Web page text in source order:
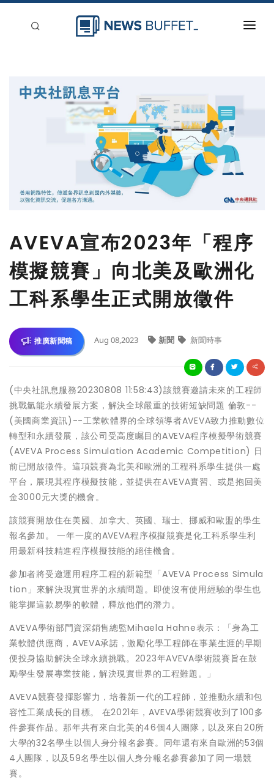
AVEVA宣布2023年「程序
模擬競賽」向北美及歐洲化
工科系學生正式開放徵件
推廣新聞稿 Aug 08,2023 新聞 新聞時事
(中央社訊息服務20230808 11:58:43)該競賽邀請未來的工程師
挑戰氫能永續發展方案，解決全球嚴重的技術短缺問題 倫敦--
(美國商業資訊)--工業軟體界的全球領導者AVEVA致力推動數位
轉型和永續發展，該公司受高度矚目的AVEVA程序模擬學術競賽
(AVEVA Process Simulation Academic Competition) 日
前已開放徵件。這項競賽為北美和歐洲的工程科系學生提供一處
平台，展現其程序模擬技能，並提供在AVEVA實習、或是抱回美
金3000元大獎的機會。
該競賽開放住在美國、加拿大、英國、瑞士、挪威和歐盟的學生
報名參加。 一年一度的AVEVA程序模擬競賽是化工科系學生利
用最新科技精進程序模擬技能的絕佳機會。
參加者將受邀運用程序工程的新範型「AVEVA Process Simula
tion」來解決現實世界的永續問題。即使沒有使用經驗的學生也
能掌握這款易學的軟體，釋放他們的潛力。
AVEVA學術部門資深銷售總監Mihaela Hahne表示：「身為工
業軟體供應商，AVEVA承諾，激勵化學工程師在事業生涯的早期
便投身協助解決全球永續挑戰。2023年AVEVA學術競賽旨在鼓
勵學生發展專業技能，解決現實世界的工程難題。」
AVEVA競賽發揮影響力，培養新一代的工程師，並推動永續和包
容性工業成長的目標。 在2021年，AVEVA學術競賽收到了100多
件參賽作品。那年共有來自北美的46個4人團隊，以及來自20所
大學的32名學生以個人身分報名參賽。同年還有來自歐洲的53個
4人團隊，以及59名學生以個人身分報名參賽參加了同一場競
賽。